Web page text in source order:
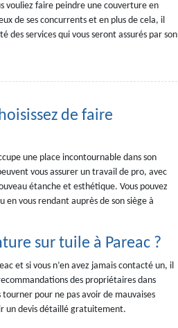
vouliez faire peindre une couverture en
de ses concurrents et en plus de cela, il
des services qui vous seront assurés par son
de faire
une place incontournable dans son
vous assurer un travail de pro, avec
étanche et esthétique. Vous pouvez
vous rendant auprès de son siège à
sur tuile à Pareac ?
et si vous n’en avez jamais contacté un, il
des propriétaires dans
tourner pour ne pas avoir de mauvaises
un devis détaillé gratuitement.